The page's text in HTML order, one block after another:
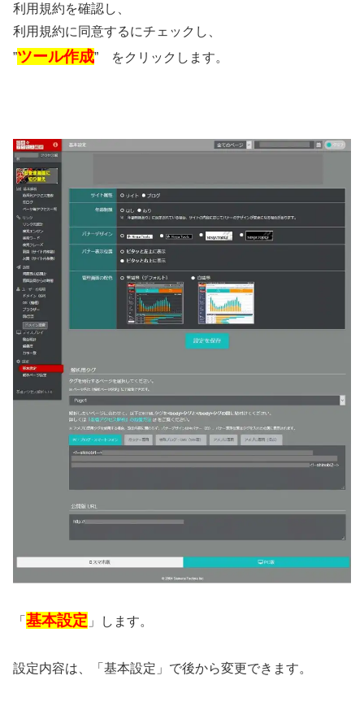
利用規約を確認し、
利用規約に同意するにチェックし、
”ツール作成” をクリックします。
「 基本設定 」します。
設定内容は、「基本設定」で後から変更できます。